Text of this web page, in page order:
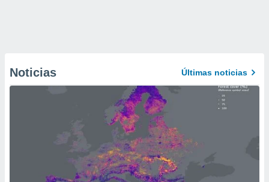
Noticias Últimas noticias